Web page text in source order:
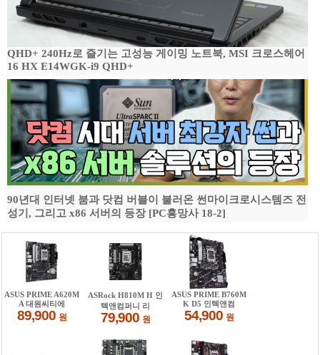
QHD+ 240Hz로 즐기는 고성능 게이밍 노트북, MSI 크로스헤어
16 HX E14WGK-i9 QHD+
90년대 인터넷 붐과 닷컴 버블이 불러온 썬마이크로시스템즈 전
성기, 그리고 x86 서버의 등장 [PC흥망사 18-2]